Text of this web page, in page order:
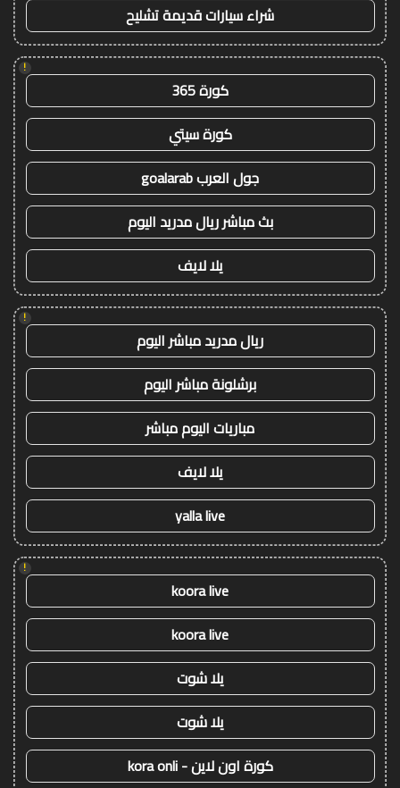
شراء سيارات قديمة تشليح
!
كورة 365
كورة سيتي
جول العرب goalarab
بث مباشر ريال مدريد اليوم
يلا لايف
!
ريال مدريد مباشر اليوم
برشلونة مباشر اليوم
مباريات اليوم مباشر
يلا لايف
yalla live
!
koora live
koora live
يلا شوت
يلا شوت
كورة اون لاين - kora onli